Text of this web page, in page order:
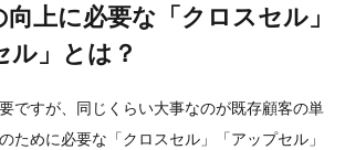
ル」とは？
ですが、同じくらい大事なのが既存顧客の単
ために必要な「クロスセル」「アップセル」